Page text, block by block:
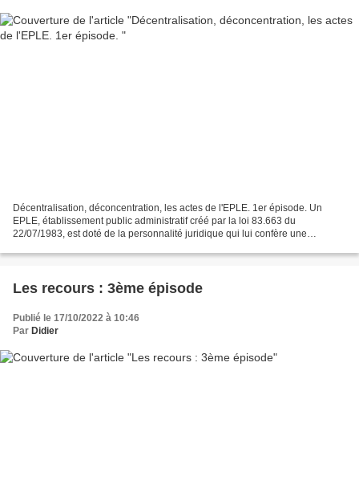
Décentralisation, déconcentration, les actes de l'EPLE. 1er épisode. Un
EPLE, établissement public administratif créé par la loi 83.663 du
22/07/1983, est doté de la personnalité juridique qui lui confère une
Les recours : 3ème épisode
Publié le 17/10/2022 à 10:46
Par Didier